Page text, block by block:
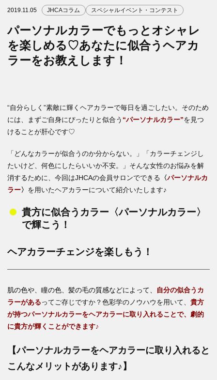
2019.11.05 JHCAコラム スペシャルイベント・コンテスト
パーソナルカラーでもっとオシャレ
を楽しめる♡あなたに似合うヘアカ
ラーをお教えします！
“自分らしく”素敵に輝くヘアカラーで毎日を過ごしたい。そのため
には、まずご自身にぴったりと似合う “パーソナルカラー”を見つ
けることが肝心です♡
「どんなカラーが似合うのか分からない。」「カラーチェンジし
たいけど、何色にしたらいいか不安。」そんな女性のお悩みを解
消するために、今回はJHCAの会員サロンでできる 〈パーソナルカ
ラー〉 を用いたヘアカラーについて紹介いたします♪
貴方に似合うカラー〈パーソナルカラー〉
で輝こう！
ヘアカラーチェンジを楽しもう！
肌の色や、瞳の色、髪の毛の質感などによって、
自分の似合うカ
ラーがあるってご存じですか？色彩学のノウハウを用いて、 貴方
が持つパーソナルカラーをヘアカラーに取り入れることで、劇的
に貴方が輝くことができます♪
【パーソナルカラーをヘアカラーに取り入れると
こんなメリットがあります♪】